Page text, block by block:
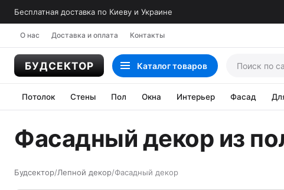
Бесплатная доставка по Киеву и Украине
О нас Доставка и оплата Контакты
Каталогтоваров
Потолок Стены Пол Окна Интерьер Фасад
Фасадный декор из
Будсектор/Лепной декор/Фасадный декор